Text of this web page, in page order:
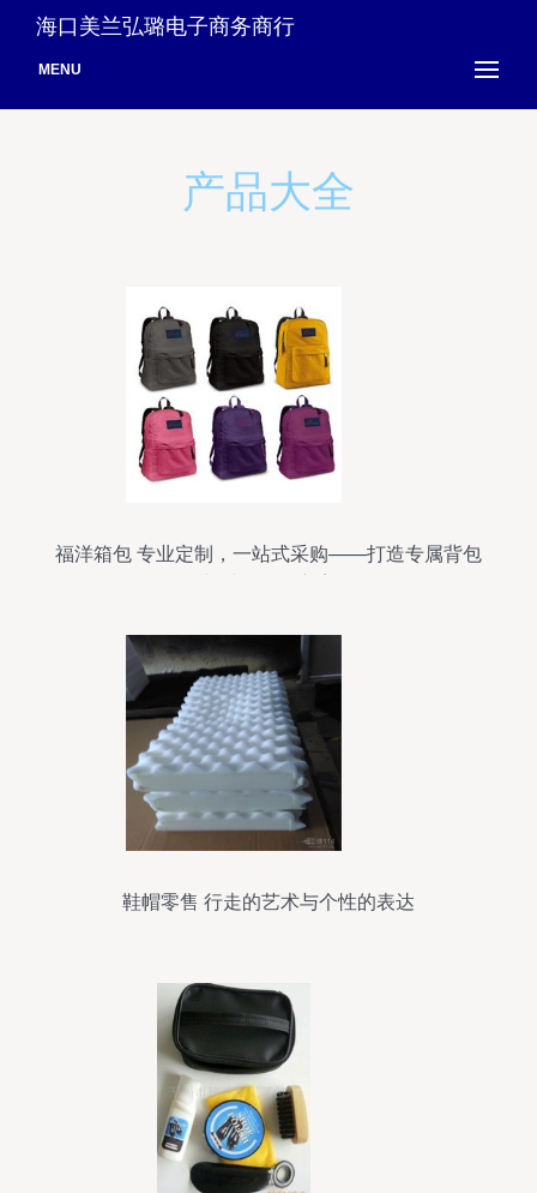
海口美兰弘璐电子商务商行
MENU
产品大全
福洋箱包 专业定制，一站式采购——打造专属背包
鞋帽零售 行走的艺术与个性的表达